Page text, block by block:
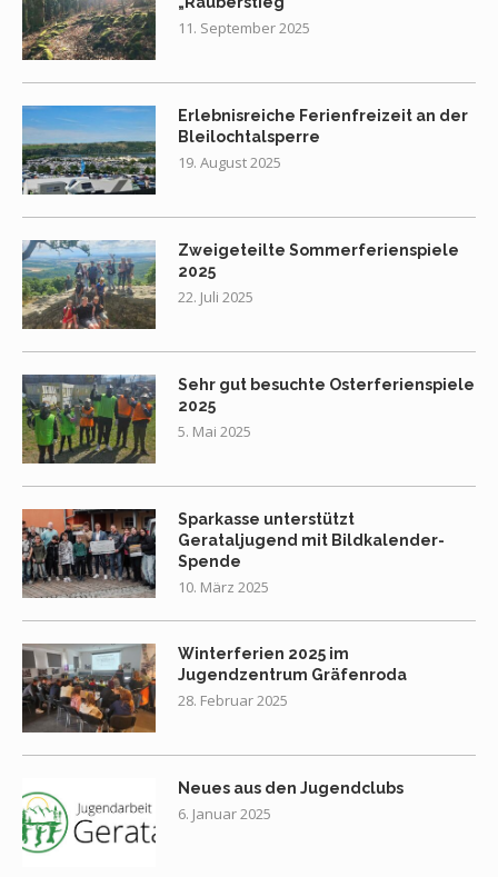
11. September 2025
Erlebnisreiche Ferienfreizeit an der
Bleilochtalsperre
19. August 2025
Zweigeteilte Sommerferienspiele
2025
22. Juli 2025
Sehr gut besuchte Osterferienspiele
2025
5. Mai 2025
Sparkasse unterstützt
Gerataljugend mit Bildkalender-
Spende
10. März 2025
Winterferien 2025 im
Jugendzentrum Gräfenroda
28. Februar 2025
Neues aus den Jugendclubs
6. Januar 2025